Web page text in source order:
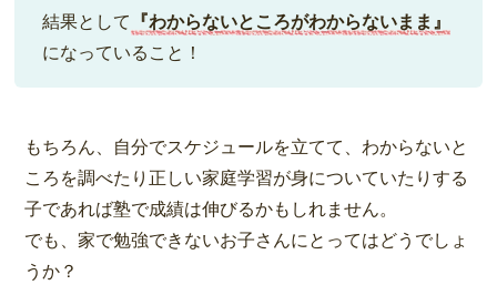
結果として
『わからないところがわからないまま』
になっていること！
もちろん、自分でスケジュールを立てて、わからないと
ころを調べたり正しい家庭学習が身についていたりする
子であれば塾で成績は伸びるかもしれません。
でも、家で勉強できないお子さんにとってはどうでしょ
うか？